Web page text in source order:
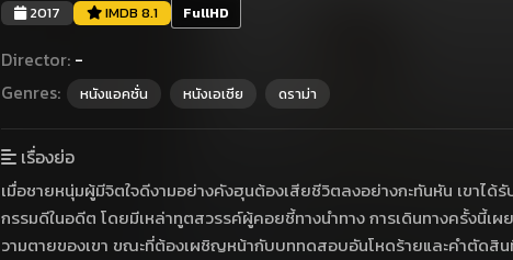
2017 IMDB 8.1 FullHD
Director: -
Genres:
หนังแอคชั่น หนังเอเชีย ดราม่า
เรื่องย่อ
เมื่อชายหนุ่มผู้มีจิตใจดีงามอย่างคังฮุนต้องเสียชีวิตลงอย่างกะทันหัน เขาได้
กรรมดีในอดีต โดยมีเหล่าทูตสวรรค์ผู้คอยชี้ทางนำทาง การเดินทางครั้งนี้เ
วามตายของเขา ขณะที่ต้องเผชิญหน้ากับบททดสอบอันโหดร้ายและคำตัด